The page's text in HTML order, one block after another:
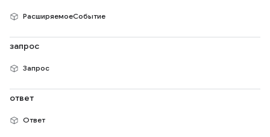
РасширяемоеСобытие
запрос
Запрос
ответ
Ответ